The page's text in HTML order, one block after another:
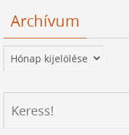
Archívum
Archívum